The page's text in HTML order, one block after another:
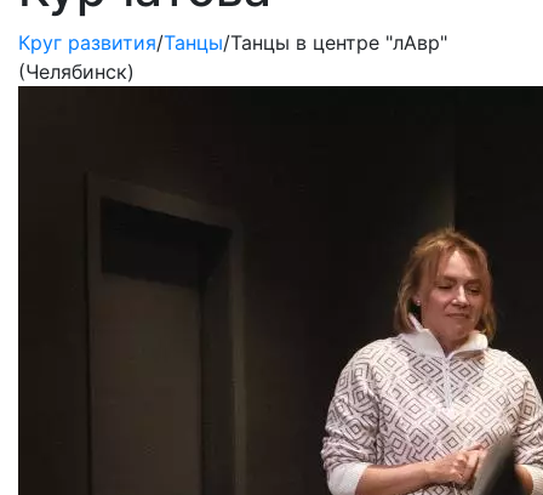
Круг развития/Танцы/Танцы в центре "лАвр"
(Челябинск)